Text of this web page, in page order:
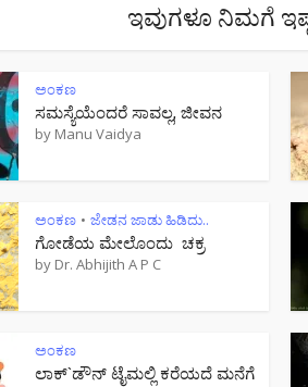
ಇವುಗಳೂ ನಿಮಗೆ
ಅಂಕಣ
ಸಮಸ್ಯೆಯೆಂದರೆ ಸಾವಲ್ಲ, ಜೀವನ
by Manu Vaidya
ಅಂಕಣ • ಜೇಡನ ಜಾಡು ಹಿಡಿದು..
ಗೋಡೆಯ ಮೇಲೊಂದು ಚಕ್ರ
by Dr. Abhijith A P C
ಅಂಕಣ
ಲಾಕ್`ಡೌನ್ ಟೈಮಲ್ಲಿ ಕರೆಯದೆ ಮನೆಗೆ